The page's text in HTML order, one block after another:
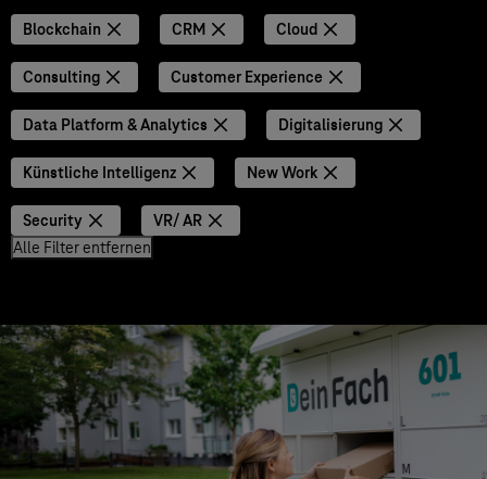
Blockchain CRM Cloud
Consulting Customer Experience
Data Platform & Analytics Digitalisierung
Künstliche Intelligenz New Work
Security
VR/ AR
Alle Filter entfernen